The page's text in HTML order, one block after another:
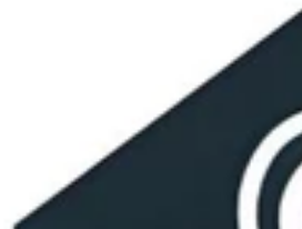
que les visites 100% naturelle). ✅
vos statistiques auprès
rebond très faible puisque chaque
naturelle des positions dans le
via Google Analytics, si ce
100% SEO compatible.